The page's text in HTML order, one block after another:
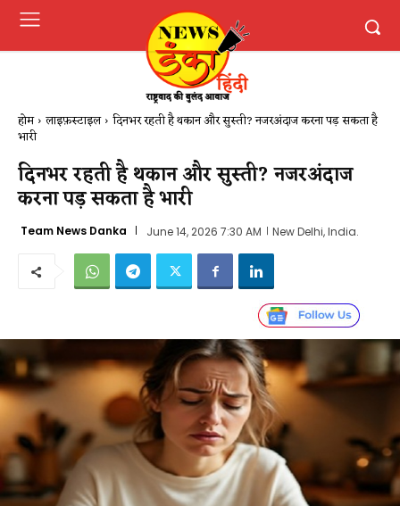
होम लाइफ़स्टाइल दिनभर रहती है थकान और सुस्ती? नजरअंदाज करना पड़ सकता है
भारी
दिनभर रहती है थकान और सुस्ती? नजरअंदाज
करना पड़ सकता है भारी
Team News Danka June 14, 2026 7:30 AM New Delhi, India.